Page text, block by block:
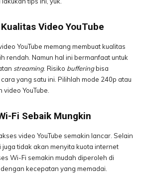
Video YouTube
YouTube memang membuat kualitas
rendah. Namun hal ini bermanfaat untuk
streaming. Risiko bufferingbisa
yang satu ini. Pilihlah mode 240p atau
YouTube.
Fi Sebaik Mungkin
video YouTube semakin lancar. Selain
juga tidak akan menyita kuota internet
Wi-Fi semakin mudah diperoleh di
kecepatan yang memadai.